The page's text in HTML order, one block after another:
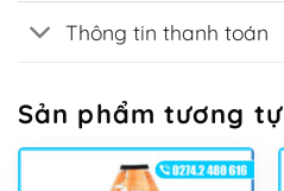
Thông tin thanh toán
Sản phẩm tương tự